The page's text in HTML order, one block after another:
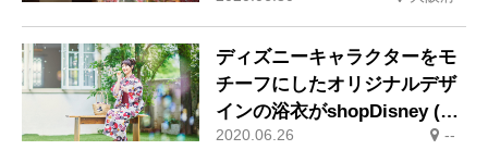
ディズニーキャラクターをモ
チーフにしたオリジナルデザ
インの浴衣がshopDisney (シ
ョップディズニー)・店舗で発
2020.06.26 --